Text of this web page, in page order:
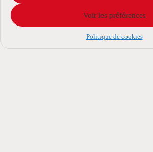
Voir les préférences
Politique de cookies